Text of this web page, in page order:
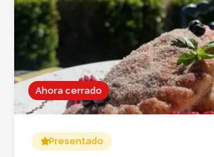
Ahora cerrado
Presentado